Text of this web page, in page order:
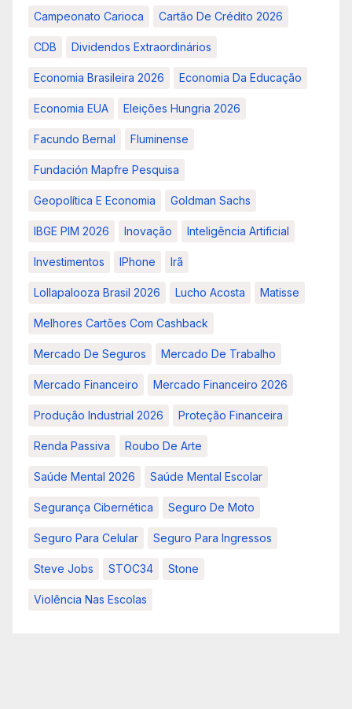
Campeonato Carioca Cartão De Crédito 2026
CDB Dividendos Extraordinários
Economia Brasileira 2026 Economia Da Educação
Economia EUA Eleições Hungria 2026
Facundo Bernal Fluminense
Fundación Mapfre Pesquisa
Geopolítica E Economia Goldman Sachs
IBGE PIM 2026 Inovação Inteligência Artificial
Investimentos IPhone Irã
Lollapalooza Brasil 2026 Lucho Acosta Matisse
Melhores Cartões Com Cashback
Mercado De Seguros Mercado De Trabalho
Mercado Financeiro Mercado Financeiro 2026
Produção Industrial 2026 Proteção Financeira
Renda Passiva Roubo De Arte
Saúde Mental 2026 Saúde Mental Escolar
Segurança Cibernética Seguro De Moto
Seguro Para Celular Seguro Para Ingressos
Steve Jobs STOC34 Stone
Violência Nas Escolas